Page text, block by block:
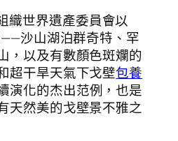
織世界遺產委員會以
沙山湖泊群奇特、罕
，以及有數顏色斑斕的
超干旱天氣下戈壁包養
演化的杰出范例，也是
天然美的戈壁景不雅之